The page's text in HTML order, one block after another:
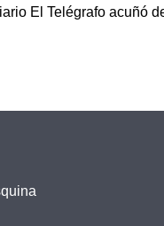
El Telégrafo acuñó